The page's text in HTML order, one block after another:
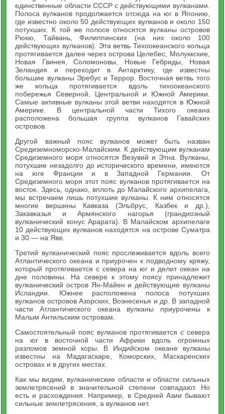
единственные области СССР с действующими вулканами.
Полоса вулканов продолжается отсюда на юг в Японию,
где известно около 50 действующих вулканов и около 150
потухших. К той же полосе относятся вулканы островов
Рюкю, Тайвань, Филиппинских (на них около 100
действующих вулканов). Эта ветвь Тихоокеанского кольца
протягивается далее через острова Целебес, Молуккские,
Новая Гвинея, Соломоновы, Новые Гебриды, Новая
Зеландия и переходит в Антарктику, где известны
большие вулканы Эребус и Террор. Восточная ветвь того
же кольца протягивается вдоль тихоокеанского
побережья Северной, Центральной и Южной Америки.
Самые активные вулканы этой ветви находятся в Южной
Америке. В центральной части Тихого океана
расположена большая группа вулканов Гавайских
островов.
Другой важный пояс вулканов может быть назван
Средиземноморско-Малайским. К действующим вулканам
Средиземного моря относятся Везувий и Этна. Вулканы,
потухшие незадолго до исторического времени, имеются
на юге Франции и в Западной Германии. От
Средиземного моря этот пояс вулканов протягивается на
восток. Здесь, однако, вплоть до Малайского архипелага,
мы встречаем лишь потухшие вулканы. К ним относятся
многие вершины Кавказа (Эльбрус, Казбек и др.),
Закавказья и Армянского нагорья (грандиозный
вулканический конус Арарата). В Малайском архипелаге
10 действующих вулканов находятся на острове Суматра
и 30 — на Яве.
Третий вулканический пояс прослеживается вдоль всего
Атлантического океана и приурочен к подводному кряжу,
который протягивается с севера на юг и делит океан на
дне половины. На севере к этому поясу принадлежит
вулканический остров Ян-Майен и действующие вулканы
Исландии. Южнее расположена полоса потухших
вулканов островов Азорских, Вознесенья и др. В западной
части Атлантического океана вулканы приурочены к
Малым Антильским островам.
Самостоятельный пояс вулканов протягивается с севера
на юг в восточной части Африки вдоль огромных
разломов земной коры. В Индийском океане вулканы
известны на Мадагаскаре, Коморских, Маскаренских
островах и в других местах.
Как мы видим, вулканические области и области сильных
землетрясений в значительной степени совпадают. Но
есть и расхождения. Например, в Средней Азии бывают
сильные землетрясения, а вулканов нет.